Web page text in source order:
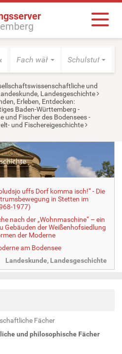
Fach wählen Schulstufe
und
Landesgeschichte
Erleben, Entdecken:
Baden-Württemberg -
und Fischer des Bodensees -
und Fischereigeschichte
uffs Dorf komma isch!“ - Die
in Stetten im
1977)
nach der „Wohnmaschine“ – ein
Gebäuden der Weißenhofsiedlung
der Moderne
am Bodensee
Landeskunde, Landesgeschichte
Fächer
und philosophische Fächer